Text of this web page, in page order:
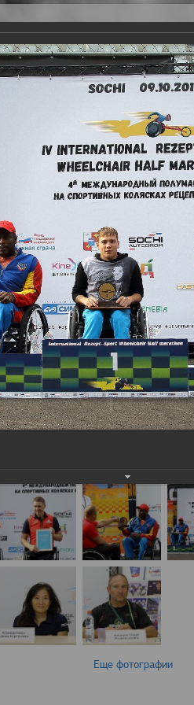
Версия для слабовидящих
Деятельность
Еще фотографии